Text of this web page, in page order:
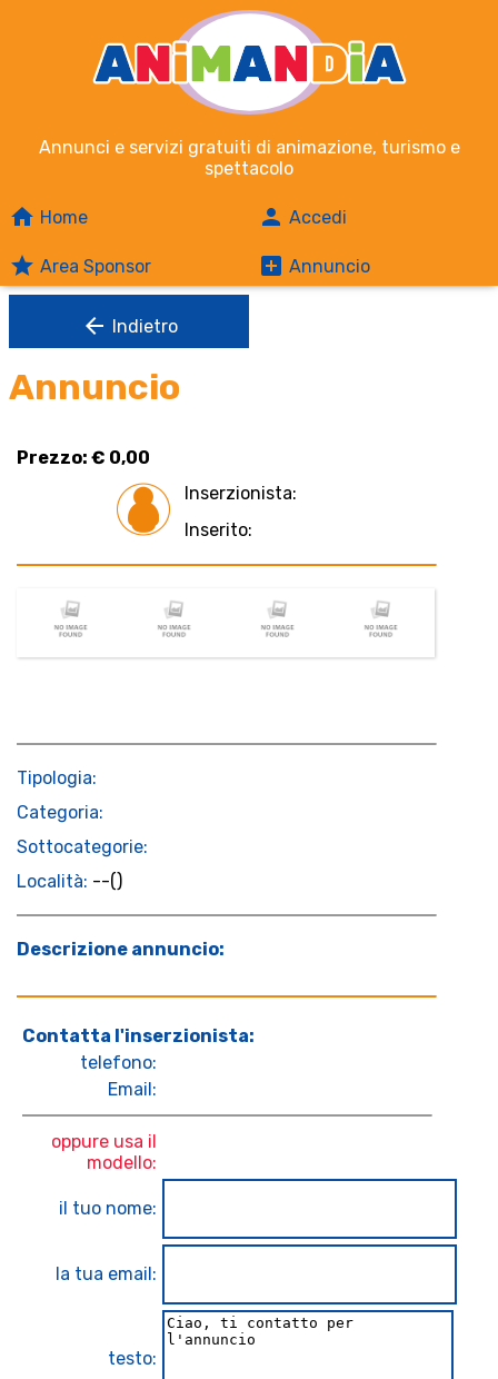
Annunci e servizi gratuiti di animazione, turismo e
spettacolo
home Home person Accedi
add_box Annuncio
grade Area Sponsor
arrow_back Indietro
Annuncio
Prezzo: € 0,00
Inserzionista:
Inserito:
Tipologia:
Categoria:
Sottocategorie:
Località: --()
Descrizione annuncio:
Contatta l'inserzionista:
telefono:
Email:
oppure usa il
modello:
il tuo nome:
la tua email:
testo: